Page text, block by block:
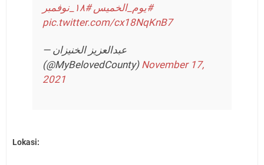
#يوم_الخميس #١٨_نوفمبر
pic.twitter.com/cx18NqKnB7
— عبدالعزيز الخنيزان
(@MyBelovedCounty) November 17,
2021
Lokasi: